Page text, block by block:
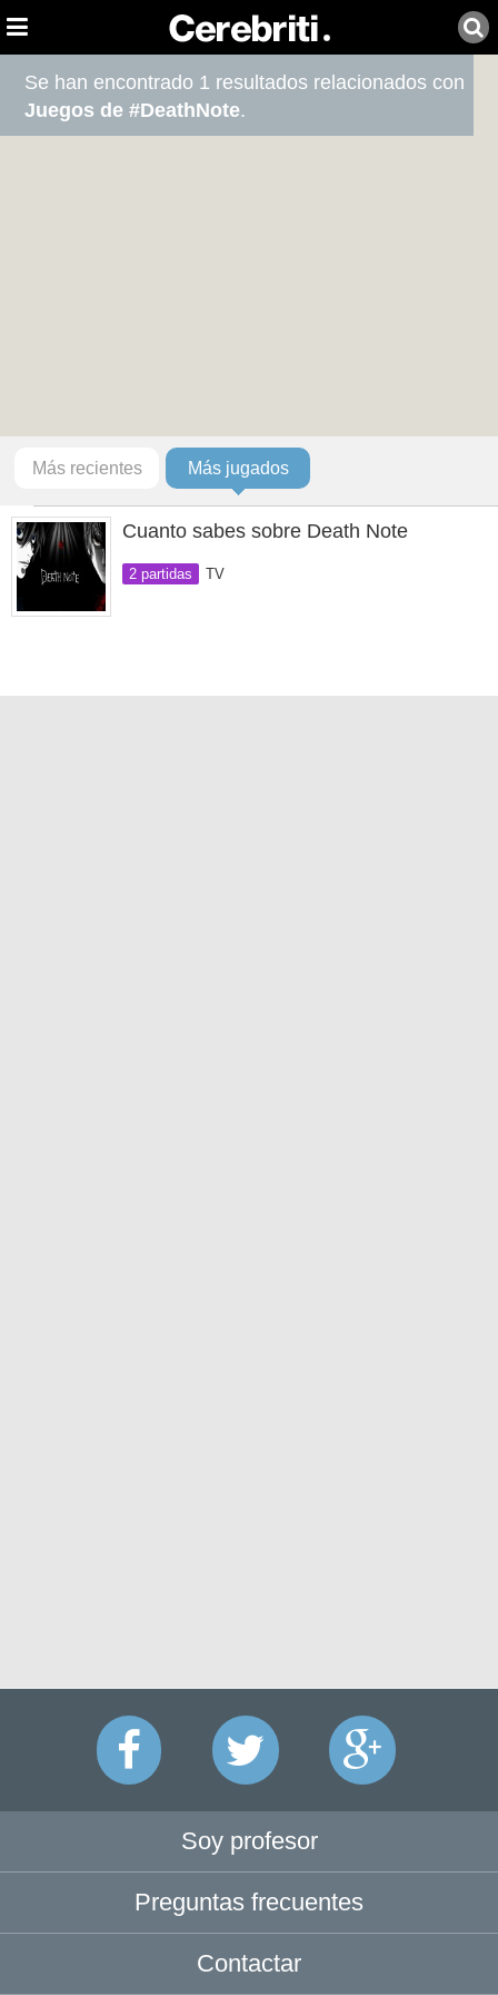
Se han encontrado 1 resultados relacionados con
Juegos de #DeathNote.
Más recientes Más jugados
Cuanto sabes sobre Death Note
2 partidas TV
Soy profesor
Preguntas frecuentes
Contactar